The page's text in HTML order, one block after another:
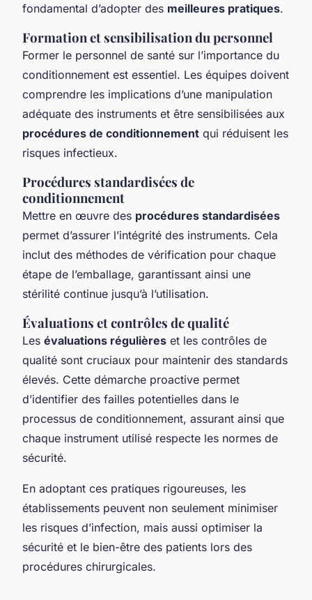
fondamental d’adopter des meilleures pratiques.
Formation et sensibilisation du personnel
Former le personnel de santé sur l’importance du
conditionnement est essentiel. Les équipes doivent
comprendre les implications d’une manipulation
adéquate des instruments et être sensibilisées aux
procédures de conditionnement qui réduisent les
risques infectieux.
Procédures standardisées de
conditionnement
Mettre en œuvre des procédures standardisées
permet d’assurer l’intégrité des instruments. Cela
inclut des méthodes de vérification pour chaque
étape de l’emballage, garantissant ainsi une
stérilité continue jusqu’à l’utilisation.
Évaluations et contrôles de qualité
Les évaluations régulières et les contrôles de
qualité sont cruciaux pour maintenir des standards
élevés. Cette démarche proactive permet
d’identifier des failles potentielles dans le
processus de conditionnement, assurant ainsi que
chaque instrument utilisé respecte les normes de
sécurité.
En adoptant ces pratiques rigoureuses, les
établissements peuvent non seulement minimiser
les risques d’infection, mais aussi optimiser la
sécurité et le bien-être des patients lors des
procédures chirurgicales.